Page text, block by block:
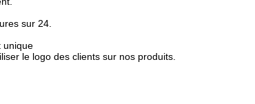
sur 24.
unique
le logo des clients sur nos produits.